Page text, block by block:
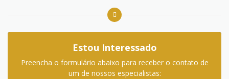
Estou Interessado
Preencha o formulário abaixo para receber o contato de
um de nossos especialistas: